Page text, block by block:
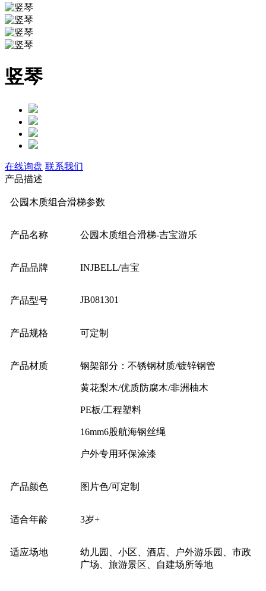
竖琴
在线询盘 联系我们
产品描述
公园木质组合滑梯参数
产品名称 公园木质组合滑梯-吉宝游乐
产品品牌 INJBELL/吉宝
产品型号 JB081301
产品规格 可定制
产品材质 钢架部分：不锈钢材质/镀锌钢管
黄花梨木/优质防腐木/非洲柚木
PE板/工程塑料
16mm6股航海钢丝绳
户外专用环保涂漆
产品颜色 图片色/可定制
适合年龄 3岁+
适应场地
幼儿园、小区、酒店、户外游乐园、市政
广场、旅游景区、自建场所等地